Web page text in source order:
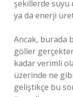
şekillerde suyu
ya da enerji
Ancak, burada
göller
kadar verimli
üzerinde ne
geliştikçe bu